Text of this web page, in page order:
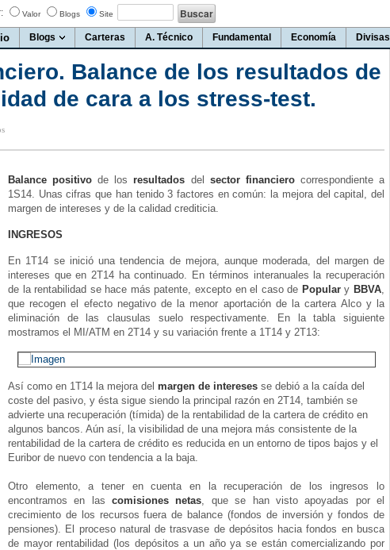
Valor Blogs Site
Blogs Carteras A. Técnico Fundamental Economía Divisas
Balance de los resultados de
de cara a los stress-test.
Balance positivo de losresultados del sector financiero correspondiente a
1S14. Unas cifras que han tenido 3 factores en común: la mejora del capital, del
margen de intereses y de la calidad crediticia.
INGRESOS
En 1T14 se inició una tendencia de mejora, aunque moderada, del margen de
intereses que en 2T14 ha continuado. En términos interanuales la recuperación
de la rentabilidad se hace más patente, excepto en el caso de Populary BBVA,
que recogen el efecto negativo de la menor aportación de la cartera Alco y la
eliminación de las clausulas suelo respectivamente. En la tabla siguiente
mostramos el MI/ATM en 2T14 y su variación frente a 1T14 y 2T13:
Así como en 1T14 la mejora del margen de intereses se debió a la caída del
coste del pasivo, y ésta sigue siendo la principal razón en 2T14, también se
advierte una recuperación (tímida) de la rentabilidad de la cartera de crédito en
algunos bancos. Aún así, la visibilidad de una mejora más consistente de la
rentabilidad de la cartera de crédito es reducida en un entorno de tipos bajos y el
Euribor de nuevo con tendencia a la baja.
Otro elemento, a tener en cuenta en la recuperación de los ingresos lo
encontramos en lascomisiones netas, que se han visto apoyadas por el
crecimiento de los recursos fuera de balance (fondos de inversión y fondos de
pensiones). El proceso natural de trasvase de depósitos hacia fondos en busca
de mayor rentabilidad (los depósitos a un año ya se están comercializando por